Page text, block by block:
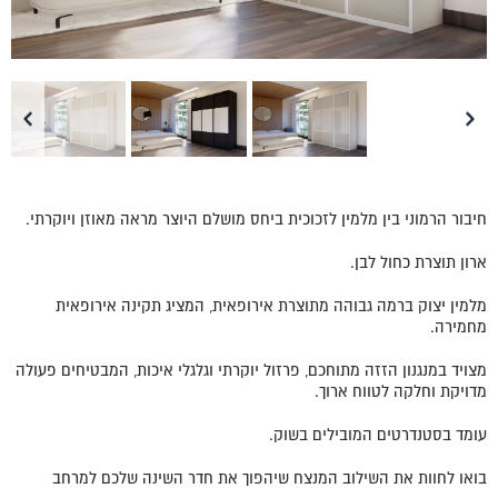
חיבור הרמוני בין מלמין לזכוכית ביחס מושלם היוצר מראה מאוזן ויוקרתי.
ארון תוצרת כחול לבן.
מלמין יצוק ברמה גבוהה מתוצרת אירופאית, המציג תקינה אירופאית
מחמירה.
מצויד במנגנון הזזה מתוחכם, פרזול יוקרתי וגלגלי איכות, המבטיחים פעולה
מדויקת וחלקה לטווח ארוך.
עומד בסטנדרטים המובילים בשוק.
בואו לחוות את השילוב המנצח שיהפוך את חדר השינה שלכם למרחב